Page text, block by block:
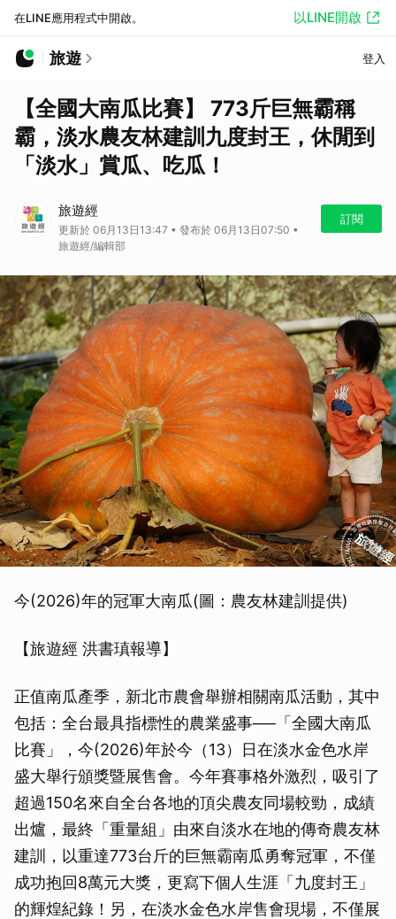
在LINE應用程式中開啟。 以LINE開啟
旅遊 登入
【全國大南瓜比賽】 773斤巨無霸稱
霸，淡水農友林建訓九度封王，休閒到
「淡水」賞瓜、吃瓜！
旅遊經
更新於 06月13日13:47 • 發布於 06月13日07:50 •
旅遊經/編輯部
訂閱
今(2026)年的冠軍大南瓜(圖：農友林建訓提供)
【旅遊經 洪書瑱報導】
正值南瓜產季，新北市農會舉辦相關南瓜活動，其中
包括：全台最具指標性的農業盛事──「全國大南瓜
比賽」，今(2026)年於今（13）日在淡水金色水岸
盛大舉行頒獎暨展售會。今年賽事格外激烈，吸引了
超過150名來自全台各地的頂尖農友同場較勁，成績
出爐，最終「重量組」由來自淡水在地的傳奇農友林
建訓，以重達773台斤的巨無霸南瓜勇奪冠軍，不僅
成功抱回8萬元大獎，更寫下個人生涯「九度封王」
的輝煌紀錄！另，在淡水金色水岸售會現場，不僅展